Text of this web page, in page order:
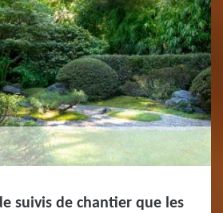
suivis de chantier que les